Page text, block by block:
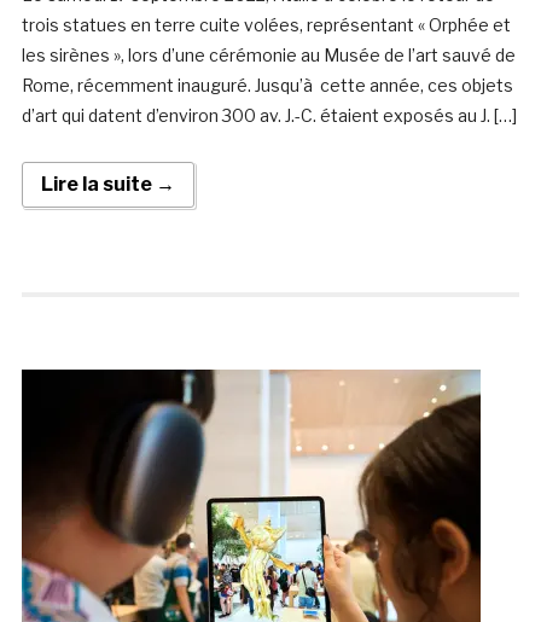
trois statues en terre cuite volées, représentant « Orphée et
les sirènes », lors d’une cérémonie au Musée de l’art sauvé de
Rome, récemment inauguré. Jusqu’à cette année, ces objets
d’art qui datent d’environ 300 av. J.-C. étaient exposés au J. […]
Lire la suite →